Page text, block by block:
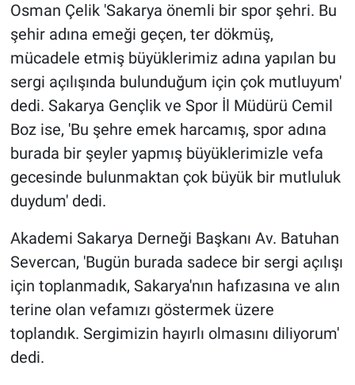
Osman Çelik 'Sakarya önemli bir spor şehri. Bu
şehir adına emeği geçen, ter dökmüş,
mücadele etmiş büyüklerimiz adına yapılan bu
sergi açılışında bulunduğum için çok mutluyum'
dedi. Sakarya Gençlik ve Spor İl Müdürü Cemil
Boz ise, 'Bu şehre emek harcamış, spor adına
burada bir şeyler yapmış büyüklerimizle vefa
gecesinde bulunmaktan çok büyük bir mutluluk
duydum' dedi.
Akademi Sakarya Derneği Başkanı Av. Batuhan
Severcan, 'Bugün burada sadece bir sergi açılışı
için toplanmadık, Sakarya'nın hafızasına ve alın
terine olan vefamızı göstermek üzere
toplandık. Sergimizin hayırlı olmasını diliyorum'
dedi.